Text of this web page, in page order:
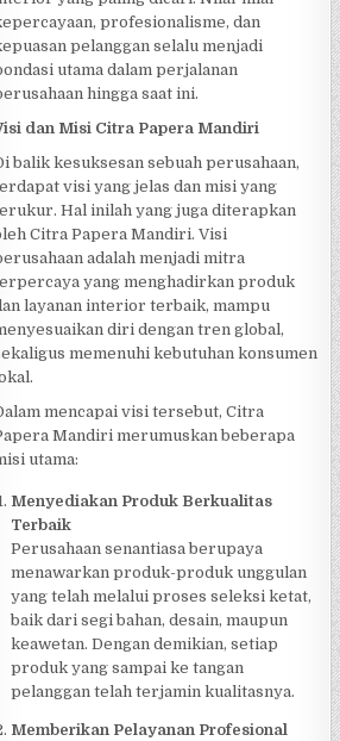
profesionalisme, dan
pelanggan selalu menjadi
utama dalam perjalanan
hingga saat ini.
dan Misi Citra Papera Mandiri
balik kesuksesan sebuah perusahaan,
visi yang jelas dan misi yang
Hal inilah yang juga diterapkan
Citra Papera Mandiri. Visi
adalah menjadi mitra
yang menghadirkan produk
layanan interior terbaik, mampu
diri dengan tren global,
memenuhi kebutuhan konsumen
mencapai visi tersebut, Citra
Mandiri merumuskan beberapa
utama:
Menyediakan Produk Berkualitas
Terbaik
Perusahaan senantiasa berupaya
menawarkan produk-produk unggulan
yang telah melalui proses seleksi ketat,
baik dari segi bahan, desain, maupun
keawetan. Dengan demikian, setiap
produk yang sampai ke tangan
pelanggan telah terjamin kualitasnya.
Memberikan Pelayanan Profesional